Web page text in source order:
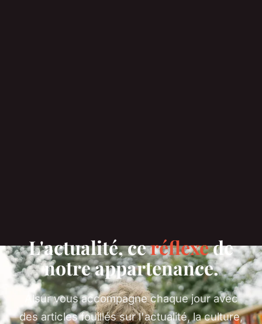
L'actualité, ceréflexede
notre appartenance.
Alsur vous accompagne chaque jour avec
des articles fouillés sur l'actualité, la culture,